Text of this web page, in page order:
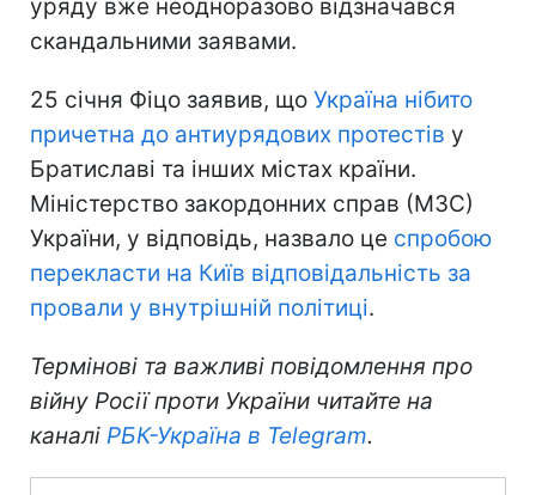
уряду вже неодноразово відзначався
скандальними заявами.
25 січня Фіцо заявив, що Україна нібито
причетна до антиурядових протестів у
Братиславі та інших містах країни.
Міністерство закордонних справ (МЗС)
України, у відповідь, назвало це спробою
перекласти на Київ відповідальність за
провали у внутрішній політиці.
Термінові та важливі повідомлення про
війну Росії проти України читайте на
каналі РБК-Україна в Telegram.